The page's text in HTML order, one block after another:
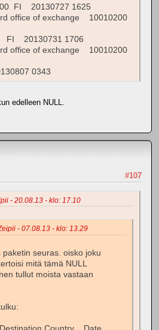
FI 20130727 1625
office of exchange 10010200
FI 20130731 1706
office of exchange 10010200
0343
edelleen NULL.
#107
- 20.08.13 - klo: 17.10
- 07.08.13 - klo: 13.29
seuras. oisko joku
mitä tämä NULL
tullut moista vastaan